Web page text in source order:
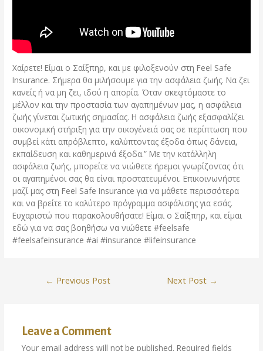
Χαίρετε! Είμαι ο Σαίξπηρ, και με φιλοξενούν στη Feel Safe
Insurance. Σήμερα θα μιλήσουμε για την ασφάλεια ζωής. Να ζει
κανείς ή να μη ζει, ιδού η απορία. Όταν σκεφτόμαστε το
μέλλον και την προστασία των αγαπημένων μας, η ασφάλεια
ζωής γίνεται ζωτικής σημασίας. Η ασφάλεια ζωής εξασφαλίζει
οικονομική στήριξη για την οικογένειά σας σε περίπτωση που
συμβεί κάτι απρόβλεπτο, καλύπτοντας έξοδα όπως δάνεια,
εκπαίδευση και καθημερινά έξοδα.” Με την κατάλληλη
ασφάλεια ζωής, μπορείτε να νιώθετε ήρεμοι γνωρίζοντας ότι
οι αγαπημένοι σας θα είναι προστατευμένοι. Επικοινωνήστε
μαζί μας στη Feel Safe Insurance για να μάθετε περισσότερα
και να βρείτε το καλύτερο πρόγραμμα ασφάλισης για εσάς.
Ευχαριστώ που παρακολουθήσατε! Είμαι ο Σαίξπηρ, και είμαι
εδώ για να σας βοηθήσω να νιώθετε #feelsafe
#feelsafeinsurance #ai #insurance #lifeinsurance
← Previous Post Next Post →
Leave a Comment
Your email address will not be published. Required fields